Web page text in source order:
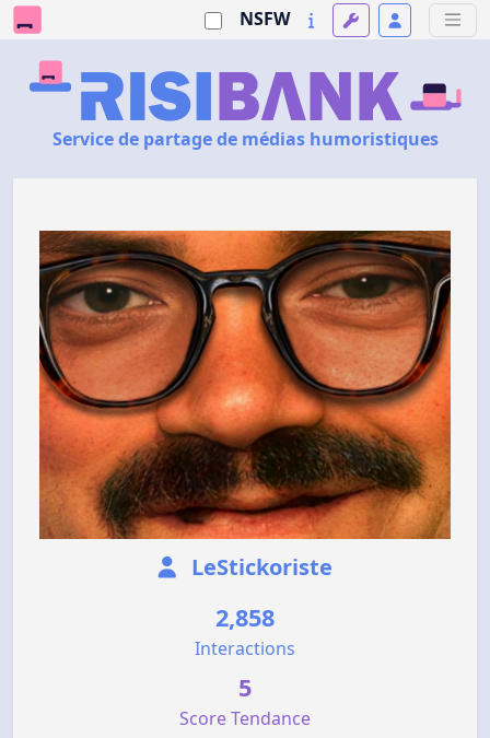
NSFW
Service de partage de médias humoristiques
LeStickoriste
2,858
Interactions
5
Score Tendance